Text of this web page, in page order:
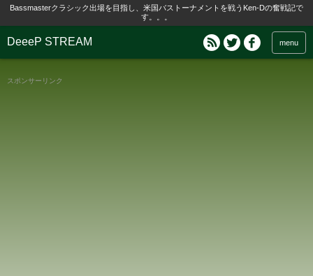
Bassmasterクラシック出場を目指し、米国バストーナメントを戦うKen-Dの奮戦記で
す。。。
DeeeP STREAM menu
スポンサーリンク